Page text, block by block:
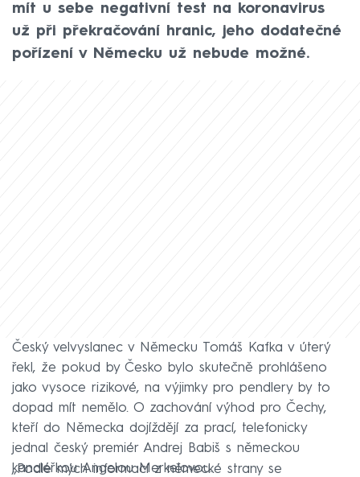
mít u sebe negativní test na koronavirus
už při překračování hranic, jeho dodatečné
pořízení v Německu už nebude možné.
Český velvyslanec v Německu Tomáš Kafka v úterý
řekl, že pokud by Česko bylo skutečně prohlášeno
jako vysoce rizikové, na výjimky pro pendlery by to
dopad mít nemělo. O zachování výhod pro Čechy,
kteří do Německa dojíždějí za prací, telefonicky
jednal český premiér Andrej Babiš s německou
kancléřkou Angelou Merkelovou.
„Podle mých informací z německé strany se